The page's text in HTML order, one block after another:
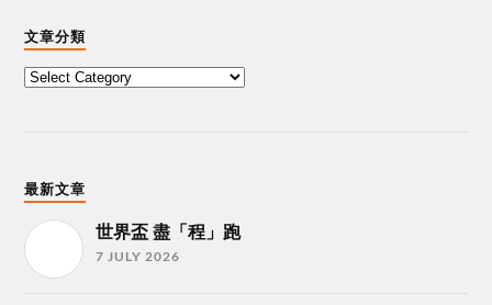
文章分類
最新文章
世界盃 盡「程」跑
7 JULY 2026